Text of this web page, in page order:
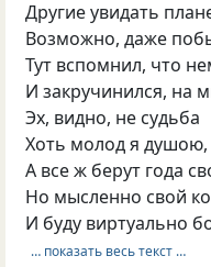
Другие увидать
Возможно, даже
Тут вспомнил, что
И закручинился, на
Эх, видно, не судьба
Хоть молод я душою,
А все ж берут года
Но мысленно свой
И буду виртуально
… показать весь текст …